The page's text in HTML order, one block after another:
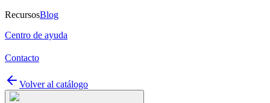
RecursosBlog
Centro de ayuda
Contacto
Volver al catálogo